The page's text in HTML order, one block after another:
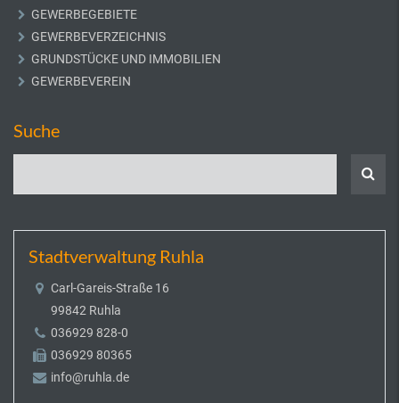
GEWERBEGEBIETE
GEWERBEVERZEICHNIS
GRUNDSTÜCKE UND IMMOBILIEN
GEWERBEVEREIN
Suche
Stadtverwaltung Ruhla
Carl-Gareis-Straße 16
99842 Ruhla
036929 828-0
036929 80365
info@ruhla.de